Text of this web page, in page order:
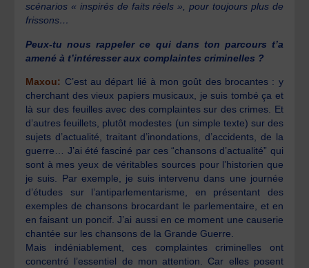
scénarios « inspirés de faits réels », pour toujours plus de
frissons…
Peux-tu nous rappeler ce qui dans ton parcours t’a
amené à t’intéresser aux complaintes criminelles ?
Maxou: C’est au départ lié à mon goût des brocantes : y
cherchant des vieux papiers musicaux, je suis tombé ça et
là sur des feuilles avec des complaintes sur des crimes. Et
d’autres feuillets, plutôt modestes (un simple texte) sur des
sujets d’actualité, traitant d’inondations, d’accidents, de la
guerre… J’ai été fasciné par ces “chansons d’actualité” qui
sont à mes yeux de véritables sources pour l’historien que
je suis. Par exemple, je suis intervenu dans une journée
d’études sur l’antiparlementarisme, en présentant des
exemples de chansons brocardant le parlementaire, et en
en faisant un poncif. J’ai aussi en ce moment une causerie
chantée sur les chansons de la Grande Guerre.
Mais indéniablement, ces complaintes criminelles ont
concentré l’essentiel de mon attention. Car elles posent